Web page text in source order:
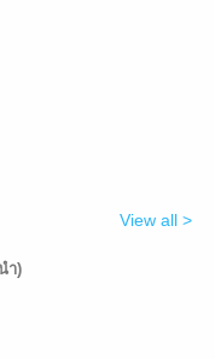
View all >
ำ)